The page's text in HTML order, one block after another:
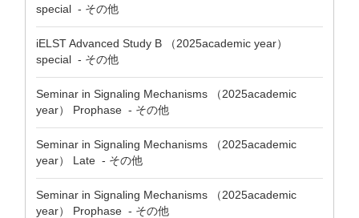
special - その他
iELST Advanced Study B （2025academic year）
special - その他
Seminar in Signaling Mechanisms （2025academic
year） Prophase - その他
Seminar in Signaling Mechanisms （2025academic
year） Late - その他
Seminar in Signaling Mechanisms （2025academic
year） Prophase - その他